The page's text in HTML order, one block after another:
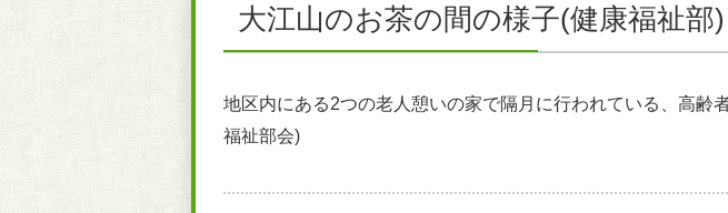
大江山のお茶の間の様子(健康福祉部)
地区内にある2つの老人憩いの家で隔月に行われている、高
福祉部会)